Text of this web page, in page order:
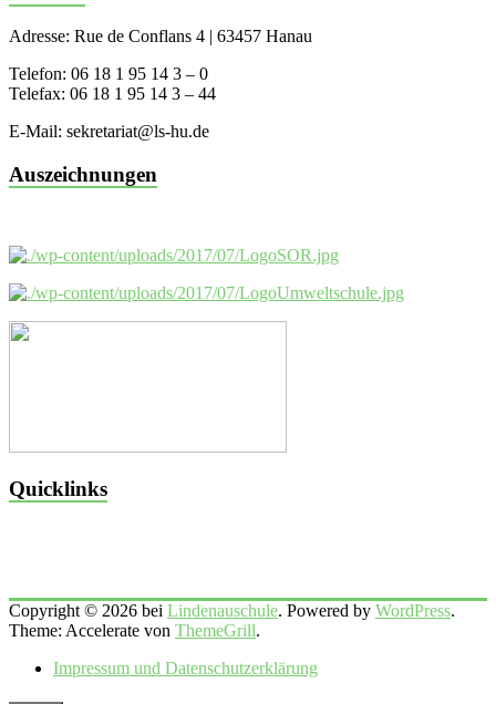
Adresse: Rue de Conflans 4 | 63457 Hanau
Telefon: 06 18 1 95 14 3 – 0
Telefax: 06 18 1 95 14 3 – 44
E-Mail: sekretariat@ls-hu.de
Auszeichnungen
Quicklinks
Copyright © 2026 bei Lindenauschule. Powered by WordPress.
Theme: Accelerate von ThemeGrill.
Impressum und Datenschutzerklärung